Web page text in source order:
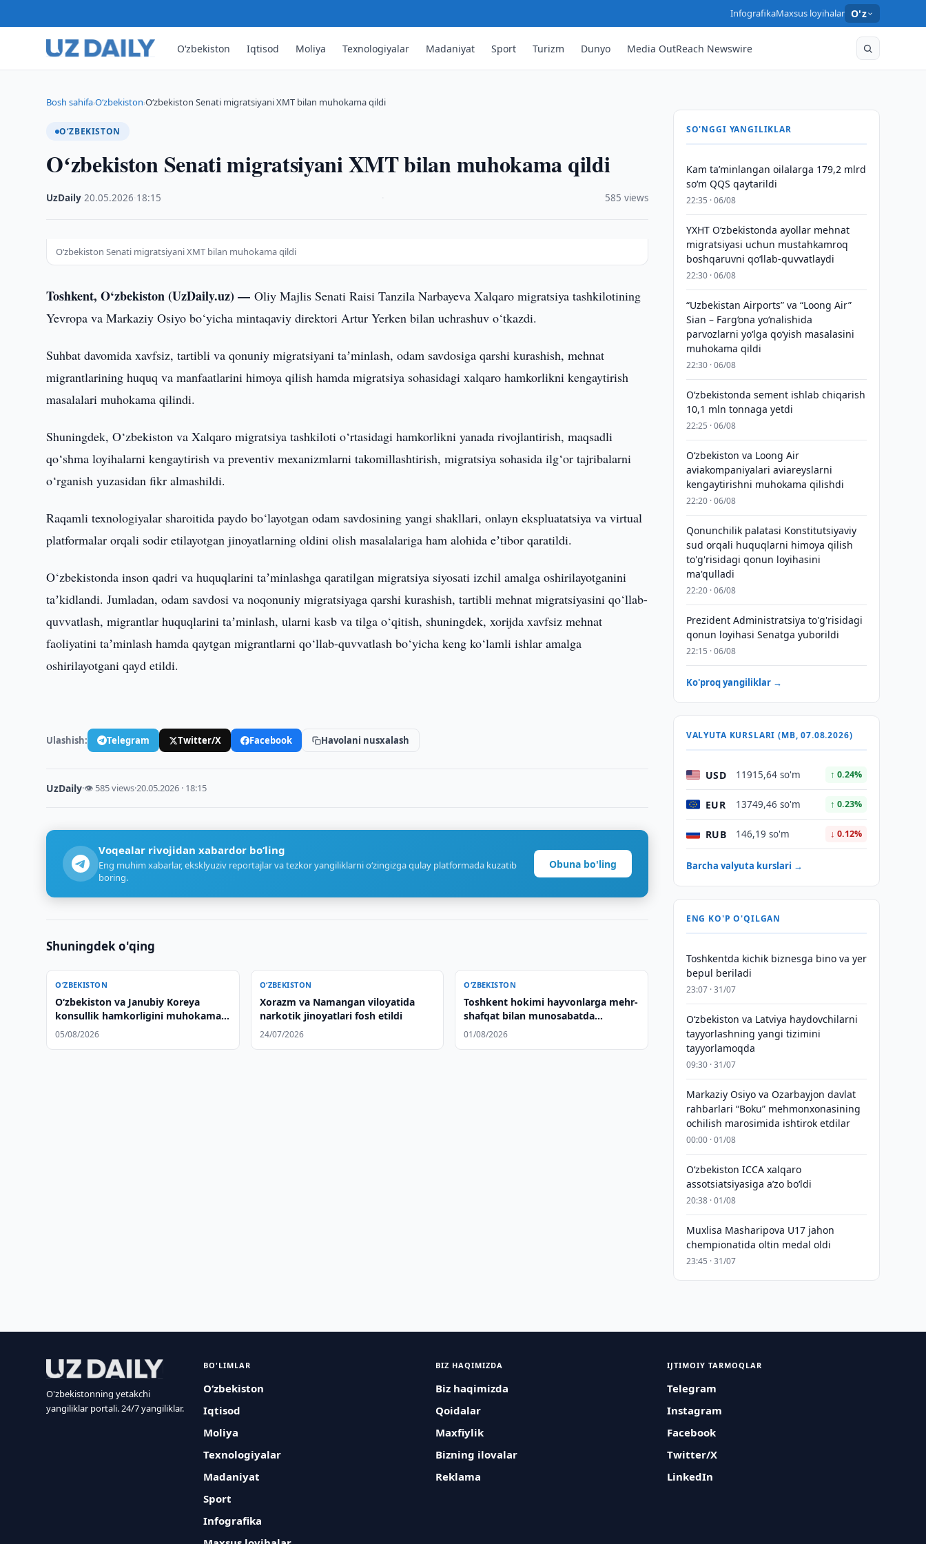
InfografikaMaxsus loyihalar O'z
O‘zbekiston Iqtisod Moliya Texnologiyalar Madaniyat Sport Turizm Dunyo Media OutReach Newswire
Bosh sahifa›O‘zbekiston›Oʻzbekiston Senati migratsiyani XMT bilan muhokama qildi
O‘ZBEKISTON
Oʻzbekiston Senati migratsiyani XMT bilan muhokama qildi
UzDaily ·20.05.2026 18:15 585 views
Oʻzbekiston Senati migratsiyani XMT bilan muhokama qildi
Toshkent, O‘zbekiston (UzDaily.uz) —Oliy Majlis Senati Raisi Tanzila Narbayeva Xalqaro migratsiya tashkilotining
Yevropa va Markaziy Osiyo bo‘yicha mintaqaviy direktori Artur Yerken bilan uchrashuv o‘tkazdi.
Suhbat davomida xavfsiz, tartibli va qonuniy migratsiyani taʼminlash, odam savdosiga qarshi kurashish, mehnat
migrantlarining huquq va manfaatlarini himoya qilish hamda migratsiya sohasidagi xalqaro hamkorlikni kengaytirish
masalalari muhokama qilindi.
Shuningdek, O‘zbekiston va Xalqaro migratsiya tashkiloti o‘rtasidagi hamkorlikni yanada rivojlantirish, maqsadli
qo‘shma loyihalarni kengaytirish va preventiv mexanizmlarni takomillashtirish, migratsiya sohasida ilg‘or tajribalarni
o‘rganish yuzasidan fikr almashildi.
Raqamli texnologiyalar sharoitida paydo bo‘layotgan odam savdosining yangi shakllari, onlayn ekspluatatsiya va virtual
platformalar orqali sodir etilayotgan jinoyatlarning oldini olish masalalariga ham alohida eʼtibor qaratildi.
O‘zbekistonda inson qadri va huquqlarini taʼminlashga qaratilgan migratsiya siyosati izchil amalga oshirilayotganini
taʼkidlandi. Jumladan, odam savdosi va noqonuniy migratsiyaga qarshi kurashish, tartibli mehnat migratsiyasini qo‘llab-
quvvatlash, migrantlar huquqlarini taʼminlash, ularni kasb va tilga o‘qitish, shuningdek, xorijda xavfsiz mehnat
faoliyatini taʼminlash hamda qaytgan migrantlarni qo‘llab-quvvatlash bo‘yicha keng ko‘lamli ishlar amalga
oshirilayotgani qayd etildi.
Ulashish: Telegram Twitter/X Facebook Havolani nusxalash
UzDaily·👁 585 views·20.05.2026 · 18:15
Voqealar rivojidan xabardor bo‘ling
Eng muhim xabarlar, eksklyuziv reportajlar va tezkor yangiliklarni o‘zingizga qulay platformada kuzatib
boring.
Obuna bo'ling
Shuningdek o'qing
O‘ZBEKISTON
Oʻzbekiston va Janubiy Koreya
konsullik hamkorligini muhokama
qilishdi
05/08/2026
O‘ZBEKISTON
Xorazm va Namangan viloyatida
narkotik jinoyatlari fosh etildi
24/07/2026
O‘ZBEKISTON
Toshkent hokimi hayvonlarga mehr-
shafqat bilan munosabatda
bo‘lishga chaqirdi
01/08/2026
SO'NGGI YANGILIKLAR
Kam taʼminlangan oilalarga 179,2 mlrd
so‘m QQS qaytarildi
22:35 · 06/08
YXHT O‘zbekistonda ayollar mehnat
migratsiyasi uchun mustahkamroq
boshqaruvni qo‘llab-quvvatlaydi
22:30 · 06/08
“Uzbekistan Airports” va “Loong Air”
Sian – Farg‘ona yo‘nalishida
parvozlarni yo‘lga qo‘yish masalasini
muhokama qildi
22:30 · 06/08
O‘zbekistonda sement ishlab chiqarish
10,1 mln tonnaga yetdi
22:25 · 06/08
Oʻzbekiston va Loong Air
aviakompaniyalari aviareyslarni
kengaytirishni muhokama qilishdi
22:20 · 06/08
Qonunchilik palatasi Konstitutsiyaviy
sud orqali huquqlarni himoya qilish
to'g'risidagi qonun loyihasini
ma'qulladi
22:20 · 06/08
Prezident Administratsiya to'g'risidagi
qonun loyihasi Senatga yuborildi
22:15 · 06/08
Ko'proq yangiliklar →
VALYUTA KURSLARI (MB, 07.08.2026)
USD 11915,64 so'm ↑ 0.24%
EUR 13749,46 so'm ↑ 0.23%
RUB 146,19 so'm ↓ 0.12%
Barcha valyuta kurslari →
ENG KO'P O'QILGAN
Toshkentda kichik biznesga bino va yer
bepul beriladi
23:07 · 31/07
Oʻzbekiston va Latviya haydovchilarni
tayyorlashning yangi tizimini
tayyorlamoqda
09:30 · 31/07
Markaziy Osiyo va Ozarbayjon davlat
rahbarlari “Boku” mehmonxonasining
ochilish marosimida ishtirok etdilar
00:00 · 01/08
O‘zbekiston ICCA xalqaro
assotsiatsiyasiga aʼzo bo‘ldi
20:38 · 01/08
Muxlisa Masharipova U17 jahon
chempionatida oltin medal oldi
23:45 · 31/07
O'zbekistonning yetakchi
yangiliklar portali. 24/7 yangiliklar.
BO'LIMLAR
O‘zbekiston
Iqtisod
Moliya
Texnologiyalar
Madaniyat
Sport
Infografika
BIZ HAQIMIZDA
Biz haqimizda
Qoidalar
Maxfiylik
Bizning ilovalar
Reklama
IJTIMOIY TARMOQLAR
Telegram
Instagram
Facebook
Twitter/X
LinkedIn